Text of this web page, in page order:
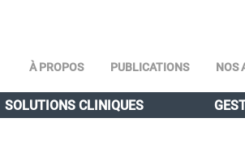
À PROPOS PUBLICATIONS NOS
SOLUTIONS CLINIQUES